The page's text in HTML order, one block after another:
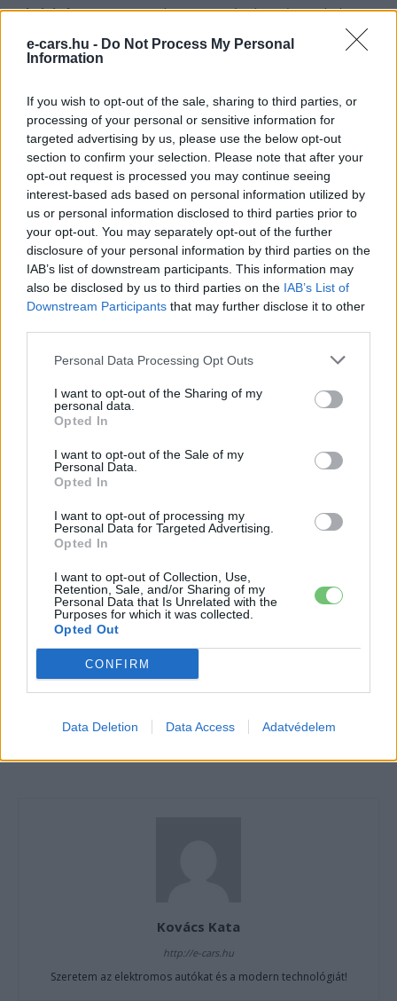
e-cars.hu - Do Not Process My Personal
Information
If you wish to opt-out of the sale, sharing to third parties, or
processing of your personal or sensitive information for
targeted advertising by us, please use the below opt-out
section to confirm your selection. Please note that after your
opt-out request is processed you may continue seeing
interest-based ads based on personal information utilized by
us or personal information disclosed to third parties prior to
your opt-out. You may separately opt-out of the further
disclosure of your personal information by third parties on the
IAB’s list of downstream participants. This information may
also be disclosed by us to third parties on the IAB’s List of
Downstream Participants that may further disclose it to other
Personal Data Processing Opt Outs
I want to opt-out of the Sharing of my
personal data.
Opted In
I want to opt-out of the Sale of my
Personal Data.
Opted In
I want to opt-out of processing my
Personal Data for Targeted Advertising.
Opted In
I want to opt-out of Collection, Use,
Retention, Sale, and/or Sharing of my
Personal Data that Is Unrelated with the
Purposes for which it was collected.
Opted Out
CONFIRM
Data Deletion Data Access Adatvédelem
aktivitást– vagyis azokat az országokat sújtja, aholnagy
a tranzitforgalom, de kisebb az úthálózat
ICCT-től
Az elektromos teherautók töltésekomoly terhelést
jelent majd az energiahálózat számára, különösen
aTEN-T hálózatonelhelyezettmegawattos töltőknél
A tanulmány figyelmeztet: atöltőinfrastruktúra
kiépítése
számos kihívással jár –torlódásokkal, hosszú
engedélyezési eljárásokkal és beruházási
nehézségekkel.
Az ICCT szerint ezek a problémákkezelhetőkazAFIR-
rendelet felülvizsgálatával, valamint a
villamoshálózat-
ösztönzőkátalakításával. A cél, hogy az elektromos
kamionok töltése
fenntartható, megbízható megoldássá váljon Európa-
szerte.
Kövesd az e-cars.hu-t a Facebookon is, további
CÍMKÉK e-mobilitás
Elektromos szállítmányozás
Elektromosautó-töltés Tanulmány
Kovács Kata
http://e-cars.hu
Szeretem az elektromos autókat és a modern technológiát!